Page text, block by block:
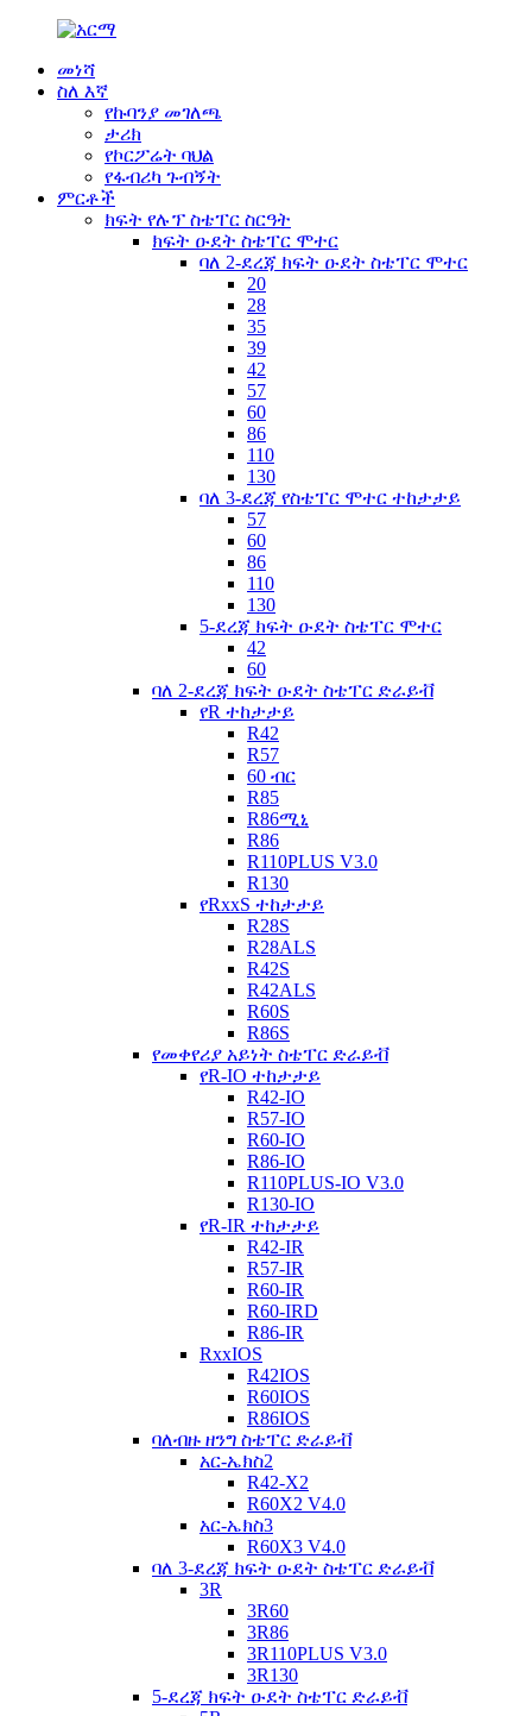
መነሻ
ስለ እኛ
የኩባንያ መገለጫ
ታሪክ
የኮርፖሬት ባህል
የፋብሪካ ጉብኝት
ምርቶች
ክፍት የሉፕ ስቴፐር ስርዓት
ክፍት ዑደት ስቴፐር ሞተር
ባለ 2-ደረጃ ክፍት ዑደት ስቴፐር ሞተር
20
28
35
39
42
57
60
86
110
130
ባለ 3-ደረጃ የስቴፐር ሞተር ተከታታይ
57
60
86
110
130
5-ደረጃ ክፍት ዑደት ስቴፐር ሞተር
42
60
ባለ 2-ደረጃ ክፍት ዑደት ስቴፐር ድራይቭ
የR ተከታታይ
R42
R57
60 ብር
R85
R86ሚኒ
R86
R110PLUS V3.0
R130
የRxxS ተከታታይ
R28S
R28ALS
R42S
R42ALS
R60S
R86S
የመቀየሪያ አይነት ስቴፐር ድራይቭ
የR-IO ተከታታይ
R42-IO
R57-IO
R60-IO
R86-IO
R110PLUS-IO V3.0
R130-IO
የR-IR ተከታታይ
R42-IR
R57-IR
R60-IR
R60-IRD
R86-IR
RxxIOS
R42IOS
R60IOS
R86IOS
ባለብዙ ዘንግ ስቴፐር ድራይቭ
አር-ኤክስ2
R42-X2
R60X2 V4.0
አር-ኤክስ3
R60X3 V4.0
ባለ 3-ደረጃ ክፍት ዑደት ስቴፐር ድራይቭ
3R
3R60
3R86
3R110PLUS V3.0
3R130
5-ደረጃ ክፍት ዑደት ስቴፐር ድራይቭ